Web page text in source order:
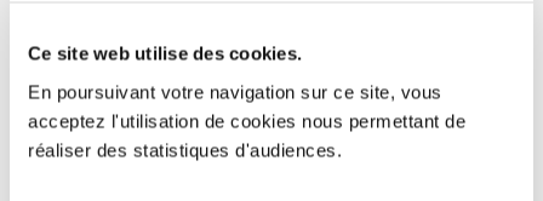
Ce site web utilise des cookies.
En poursuivant votre navigation sur ce site, vous
acceptez l'utilisation de cookies nous permettant de
réaliser des statistiques d'audiences.